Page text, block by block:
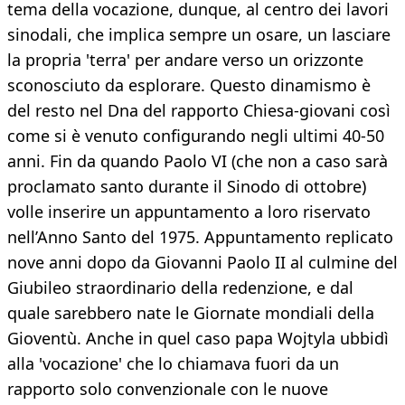
tema della vocazione, dunque, al centro dei lavori
sinodali, che implica sempre un osare, un lasciare
la propria 'terra' per andare verso un orizzonte
sconosciuto da esplorare. Questo dinamismo è
del resto nel Dna del rapporto Chiesa-giovani così
come si è venuto configurando negli ultimi 40-50
anni. Fin da quando Paolo VI (che non a caso sarà
proclamato santo durante il Sinodo di ottobre)
volle inserire un appuntamento a loro riservato
nell’Anno Santo del 1975. Appuntamento replicato
nove anni dopo da Giovanni Paolo II al culmine del
Giubileo straordinario della redenzione, e dal
quale sarebbero nate le Giornate mondiali della
Gioventù. Anche in quel caso papa Wojtyla ubbidì
alla 'vocazione' che lo chiamava fuori da un
rapporto solo convenzionale con le nuove